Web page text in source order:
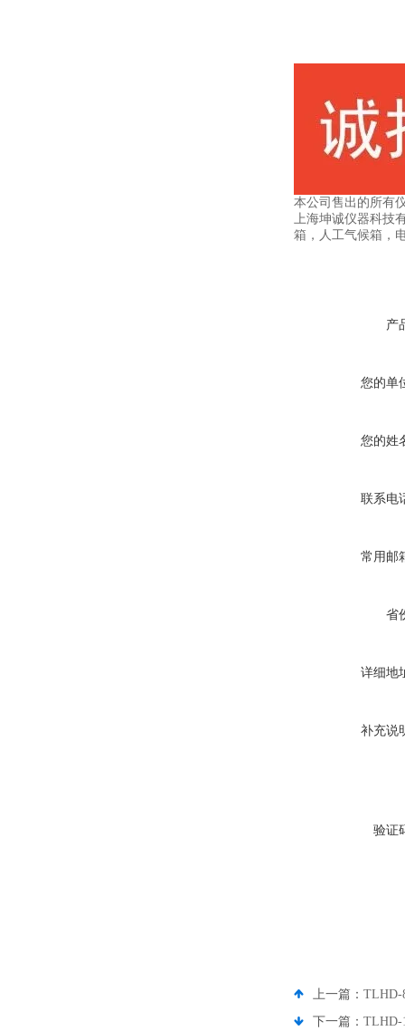
本公司售出的所有
上海坤诚仪器科技
箱，人工气候箱，
产
您的单
您的姓
联系电
常用邮
省
详细地
补充说
验证
上一篇： TLHD-
下一篇： TLHD-